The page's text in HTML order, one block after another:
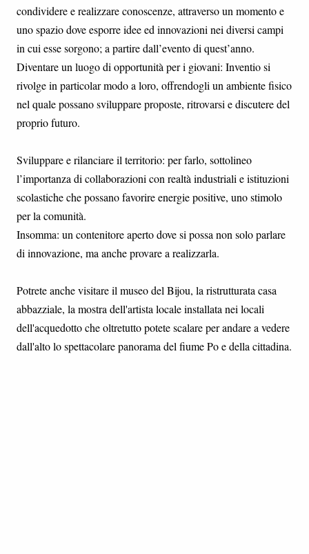
condividere e realizzare conoscenze, attraverso un momento e
uno spazio dove esporre idee ed innovazioni nei diversi campi
in cui esse sorgono; a partire dall’evento di quest’anno.
Diventare un luogo di opportunità per i giovani: Inventio si
rivolge in particolar modo a loro, offrendogli un ambiente fisico
nel quale possano sviluppare proposte, ritrovarsi e discutere del
proprio futuro.
Sviluppare e rilanciare il territorio: per farlo, sottolineo
l’importanza di collaborazioni con realtà industriali e istituzioni
scolastiche che possano favorire energie positive, uno stimolo
per la comunità.
Insomma: un contenitore aperto dove si possa non solo parlare
di innovazione, ma anche provare a realizzarla.
Potrete anche visitare il museo del Bijou, la ristrutturata casa
abbazziale, la mostra dell'artista locale installata nei locali
dell'acquedotto che oltretutto potete scalare per andare a vedere
dall'alto lo spettacolare panorama del fiume Po e della cittadina.